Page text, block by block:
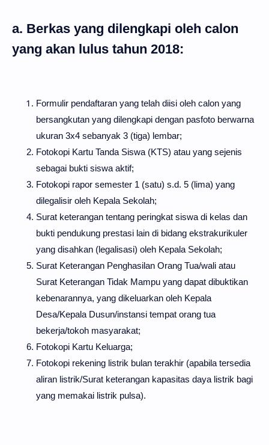
a. Berkas yang dilengkapi oleh calon
yang akan lulus tahun 2018:
Formulir pendaftaran yang telah diisi oleh calon yang
bersangkutan yang dilengkapi dengan pasfoto berwarna
ukuran 3x4 sebanyak 3 (tiga) lembar;
Fotokopi Kartu Tanda Siswa (KTS) atau yang sejenis
sebagai bukti siswa aktif;
Fotokopi rapor semester 1 (satu) s.d. 5 (lima) yang
dilegalisir oleh Kepala Sekolah;
Surat keterangan tentang peringkat siswa di kelas dan
bukti pendukung prestasi lain di bidang ekstrakurikuler
yang disahkan (legalisasi) oleh Kepala Sekolah;
Surat Keterangan Penghasilan Orang Tua/wali atau
Surat Keterangan Tidak Mampu yang dapat dibuktikan
kebenarannya, yang dikeluarkan oleh Kepala
Desa/Kepala Dusun/instansi tempat orang tua
bekerja/tokoh masyarakat;
Fotokopi Kartu Keluarga;
Fotokopi rekening listrik bulan terakhir (apabila tersedia
aliran listrik/Surat keterangan kapasitas daya listrik bagi
yang memakai listrik pulsa).